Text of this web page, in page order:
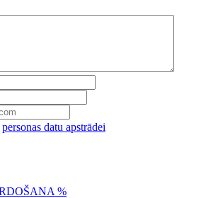
personas datu apstrādei
%